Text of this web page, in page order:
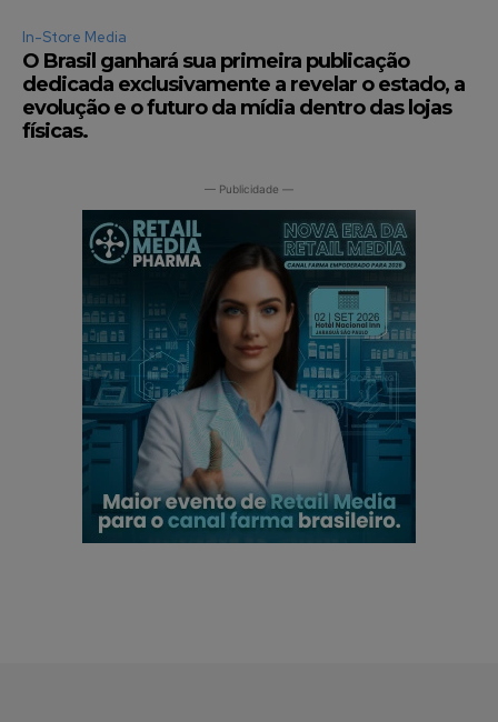
In-Store Media
O Brasil ganhará sua primeira publicação
dedicada exclusivamente a revelar o estado, a
evolução e o futuro da mídia dentro das lojas
físicas.
— Publicidade —